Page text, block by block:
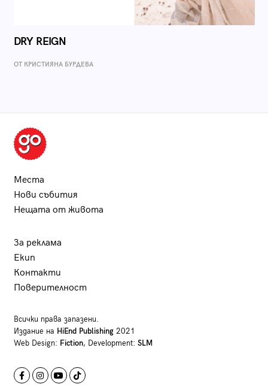
DRY REIGN
ОТ КРИСТИЯНА БУРДЕВА
Места
Нови събития
Нещата от живота
За реклама
Екип
Контакти
Поверителност
Всички права запазени.
Издание на HiEnd Publishing2021
Web Design: Fiction, Development: SLM